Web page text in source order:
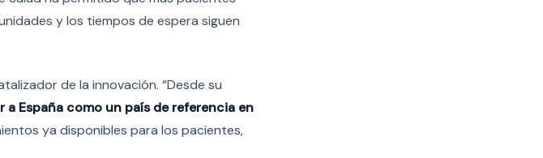
y los tiempos de espera siguen
de la innovación. “Desde su
a España como un país de referencia en
ya disponibles para los pacientes,